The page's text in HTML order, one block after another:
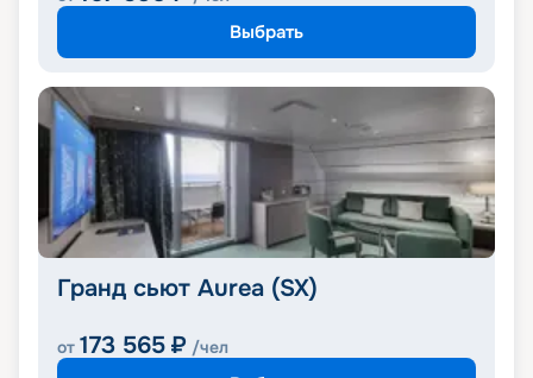
Выбрать
Гранд сьют Aurea (SX)
от 173 565 ₽ /чел